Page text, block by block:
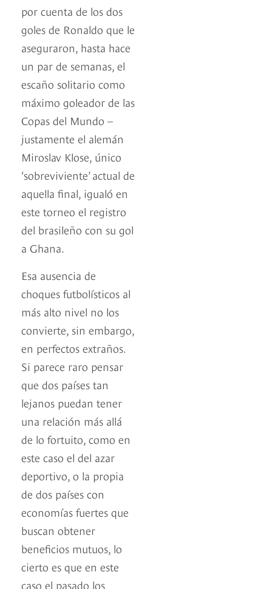
por cuenta de los dos
goles de Ronaldo que le
aseguraron, hasta hace
un par de semanas, el
escaño solitario como
máximo goleador de las
Copas del Mundo –
justamente el alemán
Miroslav Klose, único
‘sobreviviente’ actual de
aquella final, igualó en
este torneo el registro
del brasileño con su gol
a Ghana.
Esa ausencia de
choques futbolísticos al
más alto nivel no los
convierte, sin embargo,
en perfectos extraños.
Si parece raro pensar
que dos países tan
lejanos puedan tener
una relación más allá
de lo fortuito, como en
este caso el del azar
deportivo, o la propia
de dos países con
economías fuertes que
buscan obtener
beneficios mutuos, lo
cierto es que en este
caso el pasado los